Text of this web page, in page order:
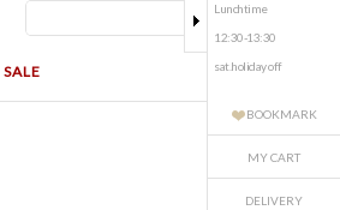
SALE
Lunchtime
12:30-13:30
sat.holiday off
BOOKMARK
MY CART
DELIVERY